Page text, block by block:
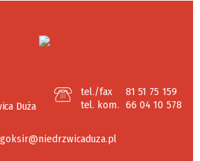
Duża
tel./fax
81 51 75 159
tel. kom. 66 04 10 578
goksir@niedrzwicaduza.pl